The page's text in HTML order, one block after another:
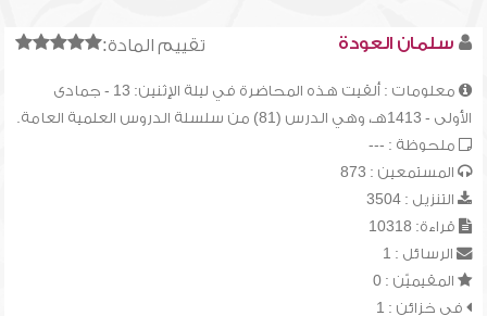
تقييم المادة: سلمان العودة
معلومات : ألقيت هذه المحاضرة في ليلة الإثنين: 13 - جمادى
الأولى - 1413هـ، وهي الدرس (81) من سلسلة الدروس العلمية العامة.
ملحوظة : ---
المستمعين : 873
التنزيل : 3504
قراءة: 10318
الرسائل : 1
المقيميّن : 0
في خزائن : 1